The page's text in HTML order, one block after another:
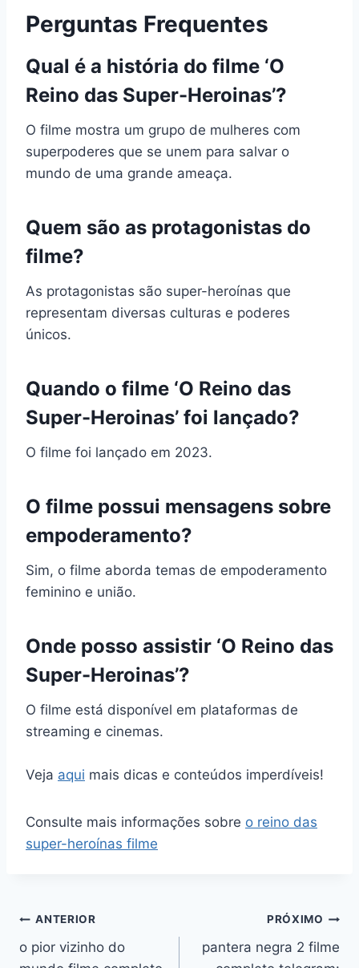
Perguntas Frequentes
Qual é a história do filme ‘O
Reino das Super-Heroinas’?
O filme mostra um grupo de mulheres com
superpoderes que se unem para salvar o
mundo de uma grande ameaça.
Quem são as protagonistas do
filme?
As protagonistas são super-heroínas que
representam diversas culturas e poderes
únicos.
Quando o filme ‘O Reino das
Super-Heroinas’ foi lançado?
O filme foi lançado em 2023.
O filme possui mensagens sobre
empoderamento?
Sim, o filme aborda temas de empoderamento
feminino e união.
Onde posso assistir ‘O Reino das
Super-Heroinas’?
O filme está disponível em plataformas de
streaming e cinemas.
Veja aqui mais dicas e conteúdos imperdíveis!
Consulte mais informações sobre o reino das
super-heroínas filme
Navegação
de
ANTERIOR
o pior vizinho do
PRÓXIMO
pantera negra 2 filme